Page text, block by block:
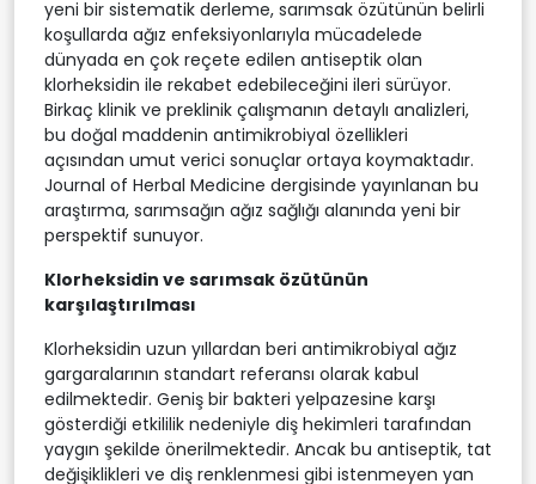
yeni bir sistematik derleme, sarımsak özütünün belirli
koşullarda ağız enfeksiyonlarıyla mücadelede
dünyada en çok reçete edilen antiseptik olan
klorheksidin ile rekabet edebileceğini ileri sürüyor.
Birkaç klinik ve preklinik çalışmanın detaylı analizleri,
bu doğal maddenin antimikrobiyal özellikleri
açısından umut verici sonuçlar ortaya koymaktadır.
Journal of Herbal Medicine dergisinde yayınlanan bu
araştırma, sarımsağın ağız sağlığı alanında yeni bir
perspektif sunuyor.
Klorheksidin ve sarımsak özütünün
karşılaştırılması
Klorheksidin uzun yıllardan beri antimikrobiyal ağız
gargaralarının standart referansı olarak kabul
edilmektedir. Geniş bir bakteri yelpazesine karşı
gösterdiği etkililik nedeniyle diş hekimleri tarafından
yaygın şekilde önerilmektedir. Ancak bu antiseptik, tat
değişiklikleri ve diş renklenmesi gibi istenmeyen yan